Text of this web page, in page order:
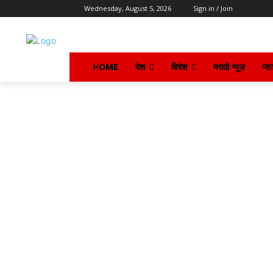
Wednesday, August 5, 2026 Sign in / Join
HOME देश विदेश मराठी न्यूज़